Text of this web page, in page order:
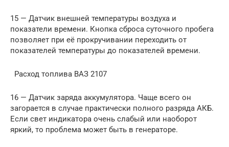
15 — Датчик внешней температуры воздуха и
показатели времени. Кнопка сброса суточного пробега
позволяет при её прокручивании переходить от
показателей температуры до показателей времени.
Расход топлива ВАЗ 2107
16 — Датчик заряда аккумулятора. Чаще всего он
загорается в случае практически полного разряда АКБ.
Если свет индикатора очень слабый или наоборот
яркий, то проблема может быть в генераторе.